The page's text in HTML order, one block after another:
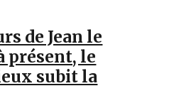
de Jean le
présent, le
subit la